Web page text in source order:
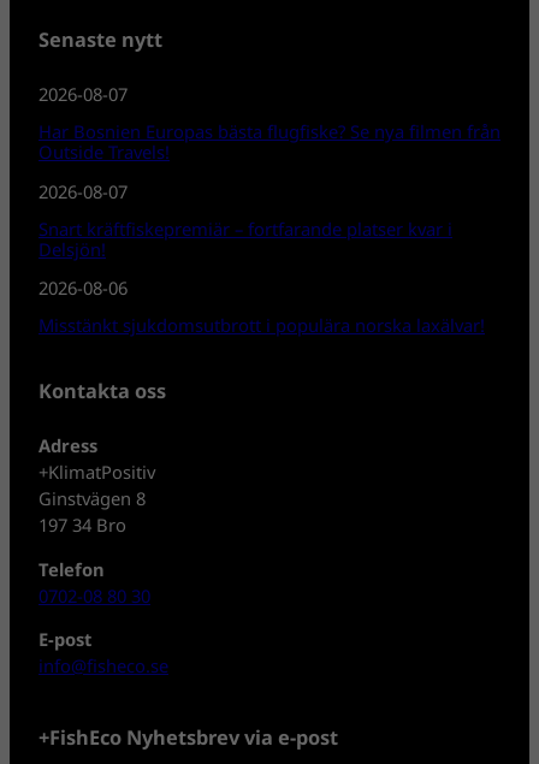
Senaste nytt
2026-08-07
Har Bosnien Europas bästa flugfiske? Se nya filmen från
Outside Travels!
2026-08-07
Snart kräftfiskepremiär – fortfarande platser kvar i
Delsjön!
2026-08-06
Misstänkt sjukdomsutbrott i populära norska laxälvar!
Kontakta oss
Adress
+KlimatPositiv
Ginstvägen 8
197 34 Bro
Telefon
0702-08 80 30
E-post
info@fisheco.se
+FishEco Nyhetsbrev via e-post